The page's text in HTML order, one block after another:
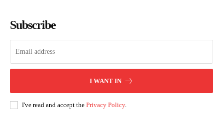
Subscribe
I WANT IN
I've read and accept the Privacy Policy.